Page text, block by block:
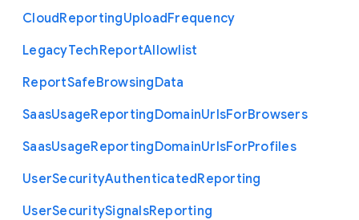
CloudReportingUploadFrequency
LegacyTechReportAllowlist
ReportSafeBrowsingData
SaasUsageReportingDomainUrlsForBrowsers
SaasUsageReportingDomainUrlsForProfiles
UserSecurityAuthenticatedReporting
UserSecuritySignalsReporting